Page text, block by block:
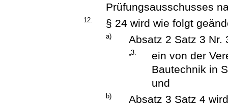
Prüfungsausschusses
12. § 24 wird wie folgt
a) Absatz 2 Satz 3 Nr.
„3.
ein von der
Bautechnik in
und
b) Absatz 3 Satz 4